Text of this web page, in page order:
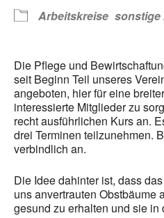
Arbeitskreise sonstige
Die Pflege und
seit Beginn Teil unseres
angeboten, hier für eine
interessierte Mitglieder zu
recht ausführlichen Kurs an.
drei Terminen teilzunehmen.
verbindlich an.
Die Idee dahinter ist, dass
uns anvertrauten Obstbäume
gesund zu erhalten und sie in